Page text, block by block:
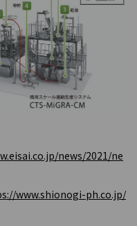
news/2021/ne
www.shionogi-ph.co.jp/